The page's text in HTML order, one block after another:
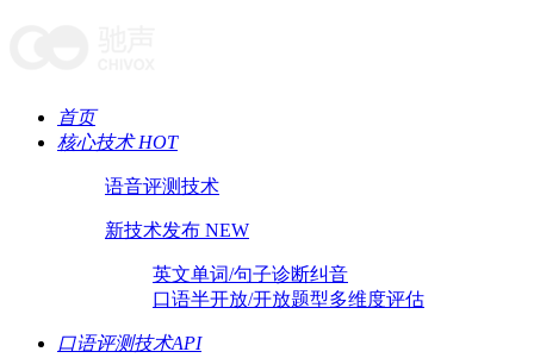
首页
核心技术 HOT
语音评测技术
新技术发布 NEW
英文单词/句子诊断纠音
口语半开放/开放题型多维度评估
口语评测技术API